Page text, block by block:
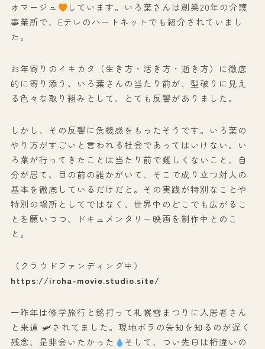
オマージュ
しています。いろ葉さんは創業20年の介護
事業所で、Eテレのハートネットでも紹介されていまし
た。
お年寄りのイキカタ（生き方・活き方・逝き方）に徹底
的に寄り添う、いろ葉さんの当たり前が、型破りに見え
る色々な取り組みとして、とても反響がありました。
しかし、その反響に危機感をもったそうです。いろ葉の
やり方がすごいと言われる社会であってはいけない。い
ろ葉が行ってきたことは当たり前で難しくないこと、自
分が居て、目の前の誰かがいて、そこで成り立つ対人の
基本を徹底しているだけだと。その実践が特別なことや
特別の場所としてではなく、世界中のどこでも広がるこ
とを願いつつ、ドキュメンタリー映画を制作中とのこ
と。
（クラウドファンディング中）
https://iroha-movie.studio.site/
一昨年は修学旅行と銘打って札幌雪まつりに入居者さん
と来道 🛩されてました。現地ボラの告知を知るのが遅く
残念、是非会いたかった
そして、つい先日は桁違いの